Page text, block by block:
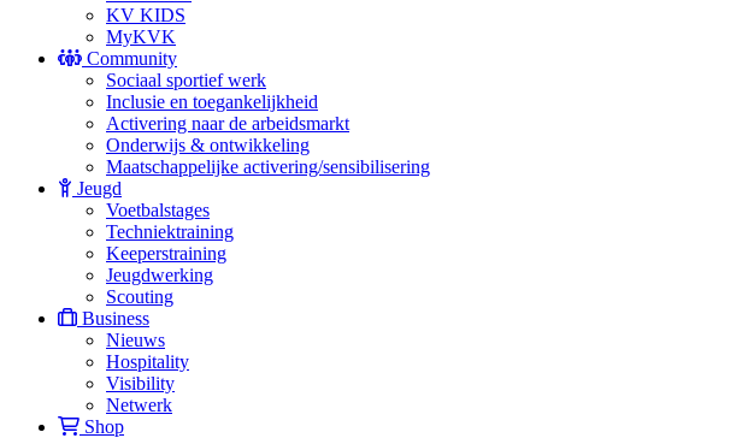
KV KIDS
MyKVK
Community
Sociaal sportief werk
Inclusie en toegankelijkheid
Activering naar de arbeidsmarkt
Onderwijs & ontwikkeling
Maatschappelijke activering/sensibilisering
Jeugd
Voetbalstages
Techniektraining
Keeperstraining
Jeugdwerking
Scouting
Business
Nieuws
Hospitality
Visibility
Netwerk
Shop